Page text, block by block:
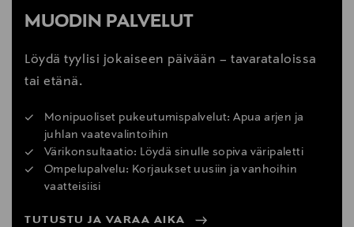
MUODIN PALVELUT
Löydä tyylisi jokaiseen päivään – tavarataloissa
tai etänä.
Monipuoliset pukeutumispalvelut: Apua arjen ja
juhlan vaatevalintoihin
Värikonsultaatio: Löydä sinulle sopiva väripaletti
Ompelupalvelu: Korjaukset uusiin ja vanhoihin
vaatteisiisi
TUTUSTU JA VARAA AIKA